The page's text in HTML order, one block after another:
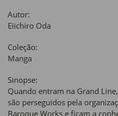
Autor:
Eiichiro Oda
Coleção:
Manga
Sinopse:
Quando entram na Grand
são perseguidos pela
Baroque Works e ficam a